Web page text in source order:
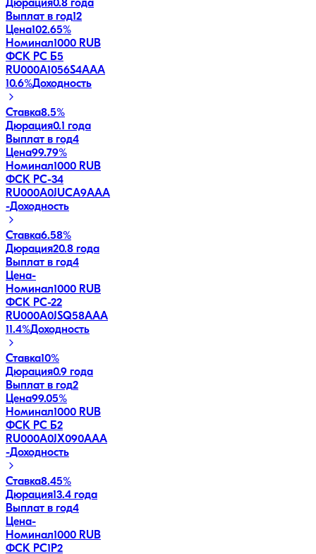
Дюрация0.8 года
Выплат в год12
Цена102.65%
Номинал1000 RUB
ФСК РС Б5
RU000A1056S4AAA
10.6%Доходность
Ставка8.5%
Дюрация0.1 года
Выплат в год4
Цена99.79%
Номинал1000 RUB
ФСК РС-34
RU000A0JUCA9AAA
-Доходность
Ставка6.58%
Дюрация20.8 года
Выплат в год4
Цена-
Номинал1000 RUB
ФСК РС-22
RU000A0JSQ58AAA
11.4%Доходность
Ставка10%
Дюрация0.9 года
Выплат в год2
Цена99.05%
Номинал1000 RUB
ФСК РС Б2
RU000A0JX090AAA
-Доходность
Ставка8.45%
Дюрация13.4 года
Выплат в год4
Цена-
Номинал1000 RUB
ФСК РС1Р2